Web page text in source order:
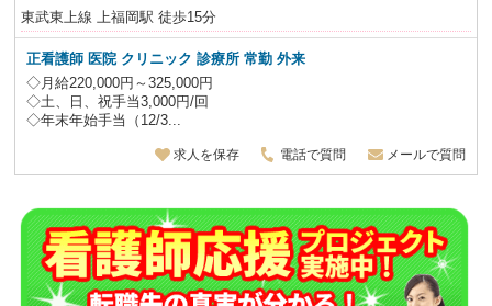
東武東上線 上福岡駅 徒歩15分
正看護師 医院 クリニック 診療所 常勤 外来
◇月給220,000円～325,000円
◇土、日、祝手当3,000円/回
◇年末年始手当（12/3...
求人を保存 電話で質問 メールで質問